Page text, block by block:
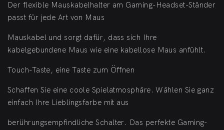
Der flexible Mauskabelhalter am Gaming-Headset-Ständer
passt für jede Art von Maus
Mauskabel und sorgt dafür, dass sich Ihre
kabelgebundene Maus wie eine kabellose Maus anfühlt.
Touch-Taste, eine Taste zum Öffnen
Schaffen Sie eine coole Spielatmosphäre. Wählen Sie ganz
einfach Ihre Lieblingsfarbe mit aus
berührungsempfindliche Schalter. Das perfekte Gaming-